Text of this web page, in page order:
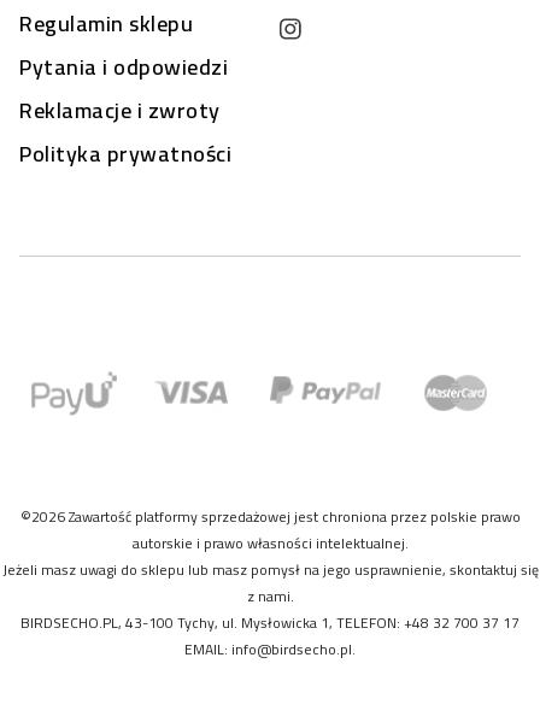
Regulamin sklepu
Pytania i odpowiedzi
Reklamacje i zwroty
Polityka prywatności
©2026 Zawartość platformy sprzedażowej jest chroniona przez polskie prawo
autorskie i prawo własności intelektualnej.
Jeżeli masz uwagi do sklepu lub masz pomysł na jego usprawnienie, skontaktuj się
z nami.
BIRDSECHO.PL, 43-100 Tychy, ul. Mysłowicka 1, TELEFON: +48 32 700 37 17
EMAIL: info@birdsecho.pl.